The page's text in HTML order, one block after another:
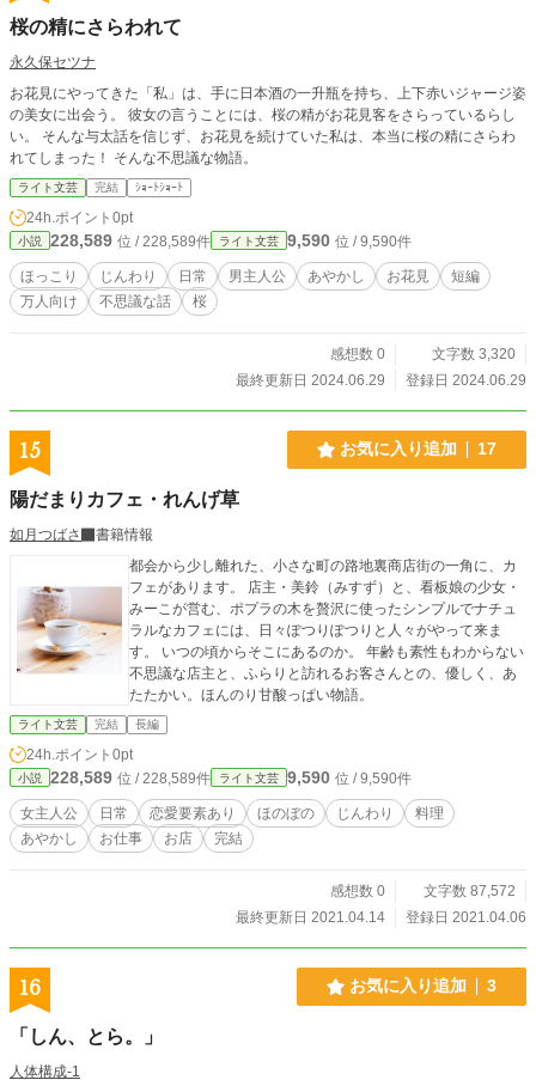
桜の精にさらわれて
永久保セツナ
お花見にやってきた「私」は、手に日本酒の一升瓶を持ち、上下赤いジャージ姿
の美女に出会う。 彼女の言うことには、桜の精がお花見客をさらっているらし
い。 そんな与太話を信じず、お花見を続けていた私は、本当に桜の精にさらわ
れてしまった！ そんな不思議な物語。
ライト文芸 完結 ｼｮｰﾄｼｮｰﾄ
24h.ポイント 0pt
小説 228,589 位 / 228,589件 ライト文芸 9,590 位 / 9,590件
ほっこり じんわり 日常 男主人公 あやかし お花見
短編
万人向け
不思議な話 桜
感想数 0
文字数 3,320
最終更新日 2024.06.29
登録日 2024.06.29
15 お気に入り追加 17
陽だまりカフェ・れんげ草
如月つばさ
書籍情報
都会から少し離れた、小さな町の路地裏商店街の一角に、カ
フェがあります。 店主・美鈴（みすず）と、看板娘の少女・
みーこが営む、ポプラの木を贅沢に使ったシンプルでナチュ
ラルなカフェには、日々ぽつりぽつりと人々がやって来ま
す。 いつの頃からそこにあるのか。 年齢も素性もわからない
不思議な店主と、ふらりと訪れるお客さんとの、優しく、あ
たたかい。ほんのり甘酸っぱい物語。
ライト文芸 完結 長編
24h.ポイント 0pt
小説 228,589 位 / 228,589件 ライト文芸 9,590 位 / 9,590件
女主人公 日常 恋愛要素あり ほのぼの じんわり
料理
あやかし
お仕事 お店 完結
感想数 0
文字数 87,572
最終更新日 2021.04.14
登録日 2021.04.06
16 お気に入り追加 3
「しん、とら。」
人体構成-1